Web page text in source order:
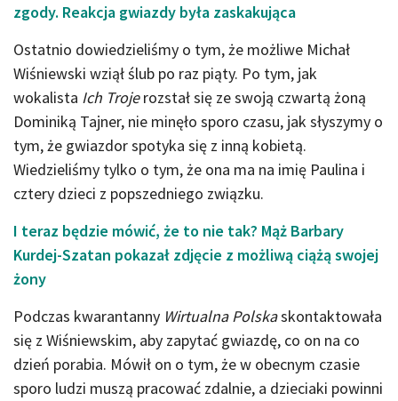
zgody. Reakcja gwiazdy była zaskakująca
Ostatnio dowiedzieliśmy o tym, że możliwe Michał
Wiśniewski wziął ślub po raz piąty. Po tym, jak
wokalista Ich Trojerozstał się ze swoją czwartą żoną
Dominiką Tajner, nie minęło sporo czasu, jak słyszymy o
tym, że gwiazdor spotyka się z inną kobietą.
Wiedzieliśmy tylko o tym, że ona ma na imię Paulina i
cztery dzieci z popszedniego związku.
I teraz będzie mówić, że to nie tak? Mąż Barbary
Kurdej-Szatan pokazał zdjęcie z możliwą ciążą swojej
żony
Podczas kwarantanny Wirtualna Polskaskontaktowała
się z Wiśniewskim, aby zapytać gwiazdę, co on na co
dzień porabia. Mówił on o tym, że w obecnym czasie
sporo ludzi muszą pracować zdalnie, a dzieciaki powinni